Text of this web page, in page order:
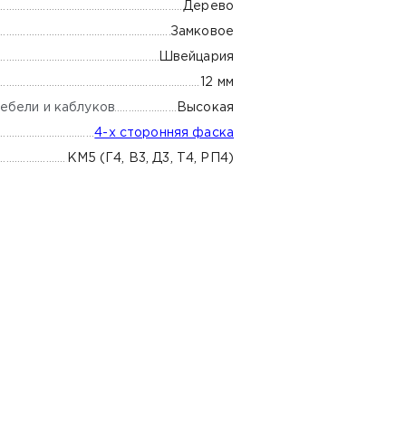
Дерево
Замковое
Швейцария
12 мм
и каблуков Высокая
4-х сторонняя фаска
КМ5 (Г4, В3, Д3, Т4, РП4)